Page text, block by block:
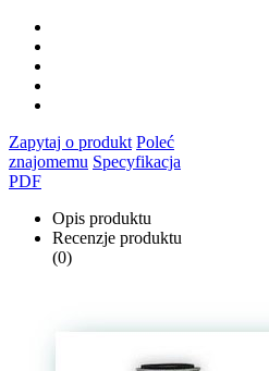
Zapytaj o produkt Poleć
znajomemu Specyfikacja
PDF
Opis produktu
Recenzje produktu
(0)